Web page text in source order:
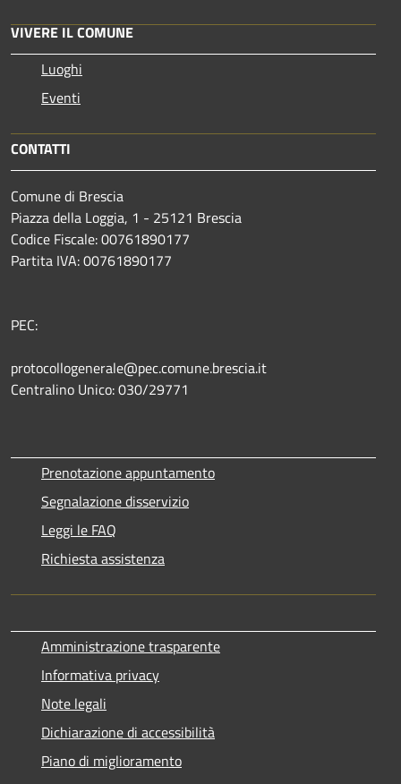
VIVERE IL COMUNE
Luoghi
Eventi
CONTATTI
Comune di Brescia
Piazza della Loggia, 1 - 25121 Brescia
Codice Fiscale: 00761890177
Partita IVA: 00761890177
PEC:
protocollogenerale@pec.comune.brescia.it
Centralino Unico: 030/29771
Prenotazione appuntamento
Segnalazione disservizio
Leggi le FAQ
Richiesta assistenza
Amministrazione trasparente
Informativa privacy
Note legali
Dichiarazione di accessibilità
Piano di miglioramento